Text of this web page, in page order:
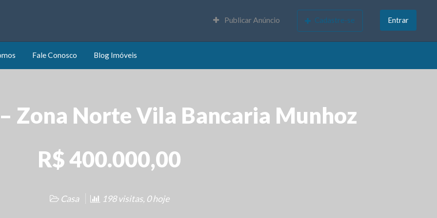
Publicar Anúncio Cadastre-se Entrar
Fale Conosco Blog Imóveis
Zona Norte Vila Bancaria Munhoz
R$ 400.000,00
Casa 198 visitas, 0 hoje